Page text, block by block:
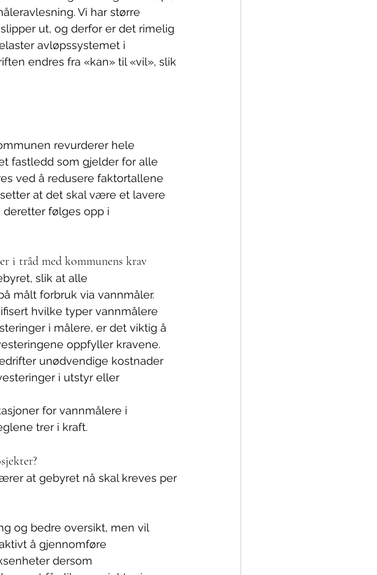
Vi har større
ut, og derfor er det rimelig
avløpssystemet i
endres fra «kan» til «vil», slik
revurderer hele
fastledd som gjelder for alle
ved å redusere faktortallene
at det skal være et lavere
følges opp i
i tråd med kommunens krav
slik at alle
målt forbruk via vannmåler.
hvilke typer vannmålere
i målere, er det viktig å
oppfyller kravene.
unødvendige kostnader
i utstyr eller
for vannmålere i
trer i kraft.
at gebyret nå skal kreves per
og bedre oversikt, men vil
å gjennomføre
dersom